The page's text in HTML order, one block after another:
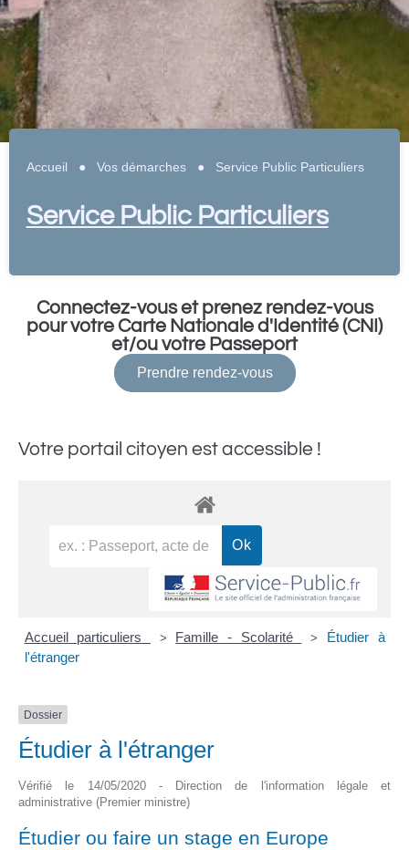
Accueil ● Vos démarches● Service Public Particuliers
Service Public Particuliers
Connectez-vous et prenez rendez-vous
pour votre Carte Nationale d'Identité (CNI)
et/ou votre Passeport
Prendre rendez-vous
Votre portail citoyen est accessible !
Accueil particuliers > Famille - Scolarité >
Étudier à
l'étranger
Dossier
Étudier à l'étranger
Vérifié le 14/05/2020 - Direction de l'information légale et
administrative (Premier ministre)
Étudier ou faire un stage en Europe